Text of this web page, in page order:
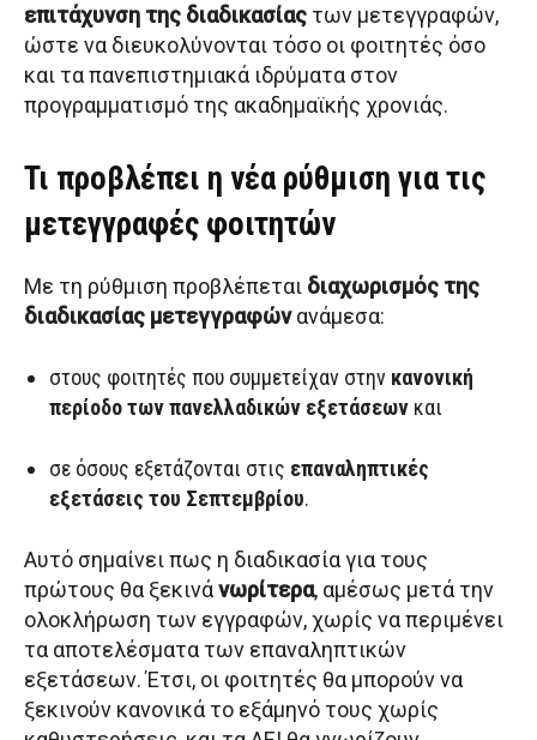
επιτάχυνση της διαδικασίας των μετεγγραφών,
ώστε να διευκολύνονται τόσο οι φοιτητές όσο
και τα πανεπιστημιακά ιδρύματα στον
προγραμματισμό της ακαδημαϊκής χρονιάς.
Τι προβλέπει η νέα ρύθμιση για τις
μετεγγραφές φοιτητών
Με τη ρύθμιση προβλέπεται διαχωρισμός της
διαδικασίας μετεγγραφώνανάμεσα:
στους φοιτητές που συμμετείχαν στην κανονική
περίοδο των πανελλαδικών εξετάσεων και
σε όσους εξετάζονται στις επαναληπτικές
εξετάσεις του Σεπτεμβρίου.
Αυτό σημαίνει πως η διαδικασία για τους
πρώτους θα ξεκινάνωρίτερα, αμέσως μετά την
ολοκλήρωση των εγγραφών, χωρίς να περιμένει
τα αποτελέσματα των επαναληπτικών
εξετάσεων. Έτσι, οι φοιτητές θα μπορούν να
ξεκινούν κανονικά το εξάμηνό τους χωρίς